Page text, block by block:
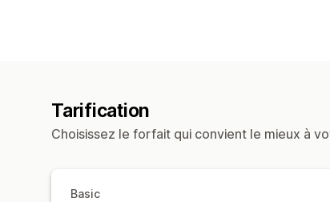
Tarification
Choisissez le forfait qui convient le mieux à
Basic